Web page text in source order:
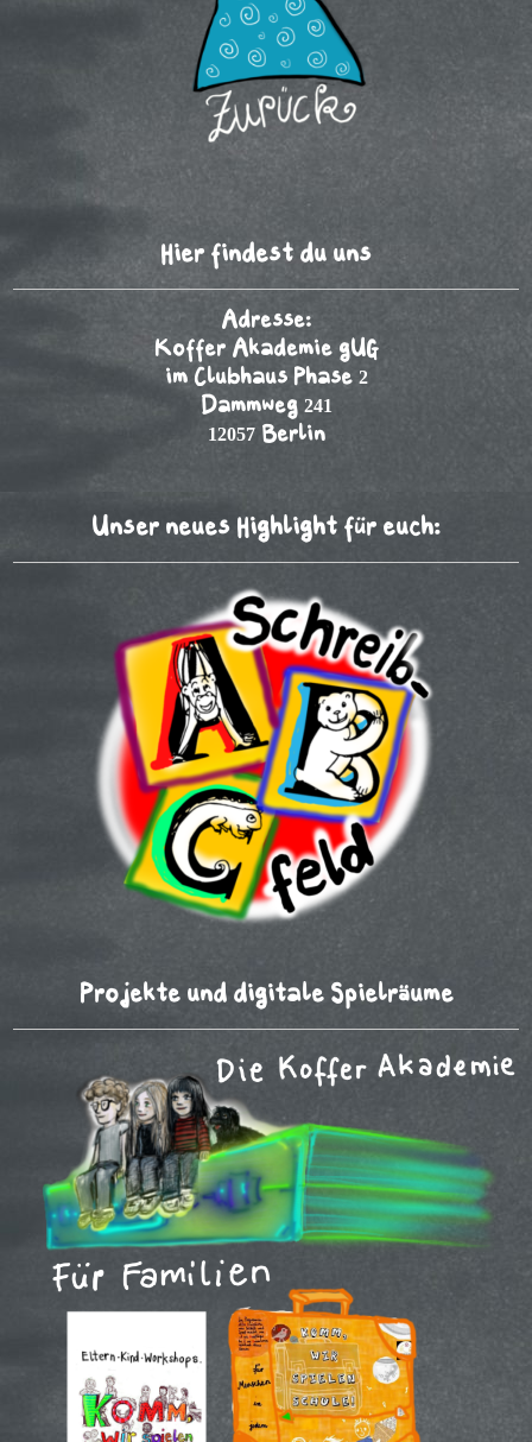
Hier findest du uns
Adresse:
Koffer Akademie gUG
im Clubhaus Phase 2
Dammweg 241
12057 Berlin
Unser neues Highlight für euch:
Projekte und digitale Spielräume